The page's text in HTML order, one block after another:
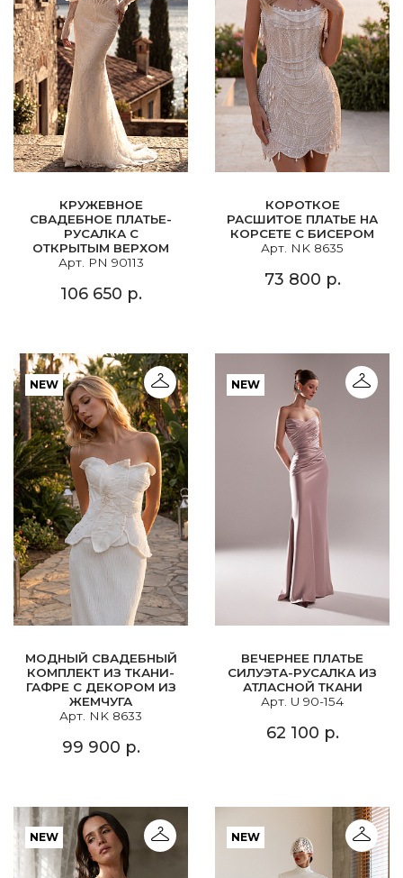
КРУЖЕВНОЕ
СВАДЕБНОЕ ПЛАТЬЕ-
РУСАЛКА С
ОТКРЫТЫМ ВЕРХОМ
Арт. PN 90113
106 650 р.
КОРОТКОЕ
РАСШИТОЕ ПЛАТЬЕ НА
КОРСЕТЕ С БИСЕРОМ
Арт. NK 8635
73 800 р.
NEW
МОДНЫЙ СВАДЕБНЫЙ
КОМПЛЕКТ ИЗ ТКАНИ-
ГАФРЕ С ДЕКОРОМ ИЗ
ЖЕМЧУГА
Арт. NK 8633
99 900 р.
NEW
ВЕЧЕРНЕЕ ПЛАТЬЕ
СИЛУЭТА-РУСАЛКА ИЗ
АТЛАСНОЙ ТКАНИ
Арт. U 90-154
62 100 р.
NEW NEW